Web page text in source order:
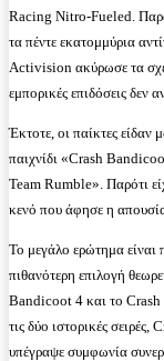
Racing Nitro-Fueled. Παρά
τα πέντε εκατομμύρια
Activision ακύρωσε τα
εμπορικές επιδόσεις δεν
Έκτοτε, οι παίκτες
παιχνίδι «Crash
Team Rumble». Παρότι
κενό που άφησε η
Το μεγάλο ερώτημα είναι
πιθανότερη επιλογή
Bandicoot 4 και το Crash
τις δύο ιστορικές
υπέγραψε συμφωνία